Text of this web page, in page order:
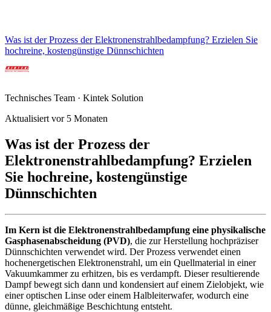
Was ist der Prozess der Elektronenstrahlbedampfung? Erzielen Sie
hochreine, kostengünstige Dünnschichten
Technisches Team · Kintek Solution
Aktualisiert vor 5 Monaten
Was ist der Prozess der
Elektronenstrahlbedampfung? Erzielen
Sie hochreine, kostengünstige
Dünnschichten
Im Kern ist die Elektronenstrahlbedampfung eine physikalische
Gasphasenabscheidung (PVD), die zur Herstellung hochpräziser
Dünnschichten verwendet wird. Der Prozess verwendet einen
hochenergetischen Elektronenstrahl, um ein Quellmaterial in einer
Vakuumkammer zu erhitzen, bis es verdampft. Dieser resultierende
Dampf bewegt sich dann und kondensiert auf einem Zielobjekt, wie
einer optischen Linse oder einem Halbleiterwafer, wodurch eine
dünne, gleichmäßige Beschichtung entsteht.